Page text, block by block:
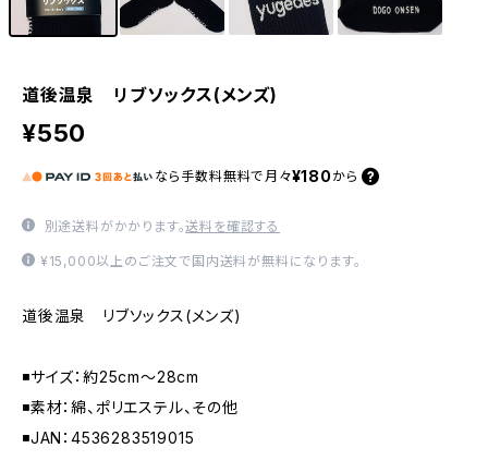
道後温泉 リブソックス(メンズ)
¥550
なら 手数料無料で 月々¥180 から
別途送料がかかります。送料を確認する
¥15,000以上のご注文で国内送料が無料になります。
道後温泉 リブソックス(メンズ)
◾️サイズ：約25cm〜28cm
◾️素材：綿、ポリエステル、その他
◾️JAN：4536283519015